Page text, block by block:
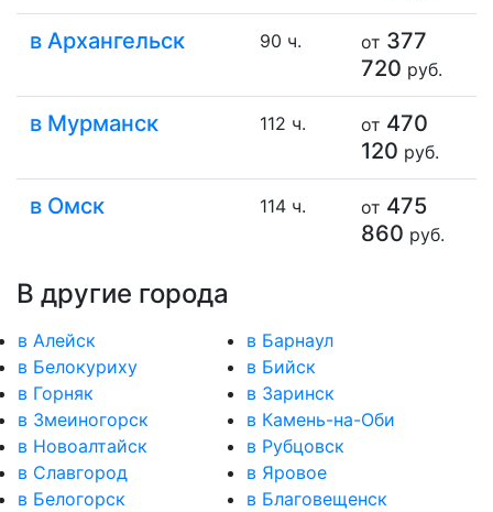
в Архангельск 90 ч. от 377
720 руб.
в Мурманск 112 ч. от 470
120 руб.
в Омск 114 ч. от 475
860 руб.
В другие города
в Алейск
в Барнаул
в Белокуриху
в Бийск
в Горняк
в Заринск
в Змеиногорск
в Камень-на-Оби
в Новоалтайск
в Рубцовск
в Славгород
в Яровое
в Белогорск
в Благовещенск